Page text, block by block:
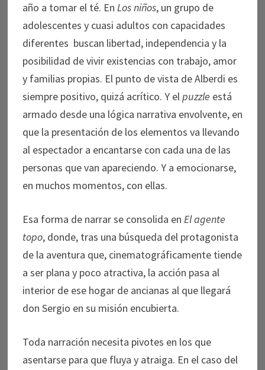
año a tomar el té. En Los niños, un grupo de
adolescentes y cuasi adultos con capacidades
diferentes buscan libertad, independencia y la
posibilidad de vivir existencias con trabajo, amor
y familias propias. El punto de vista de Alberdi es
siempre positivo, quizá acrítico. Y elpuzzle está
armado desde una lógica narrativa envolvente, en
que la presentación de los elementos va llevando
al espectador a encantarse con cada una de las
personas que van apareciendo. Y a emocionarse,
en muchos momentos, con ellas.
Esa forma de narrar se consolida en El agente
topo, donde, tras una búsqueda del protagonista
de la aventura que, cinematográficamente tiende
a ser plana y poco atractiva, la acción pasa al
interior de ese hogar de ancianas al que llegará
don Sergio en su misión encubierta.
Toda narración necesita pivotes en los que
asentarse para que fluya y atraiga. En el caso del